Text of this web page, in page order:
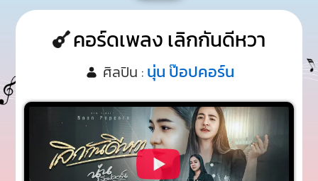
คอร์ดเพลง เลิกกันดีหวา
ศิลปิน : นุ่น ป๊อปคอร์น